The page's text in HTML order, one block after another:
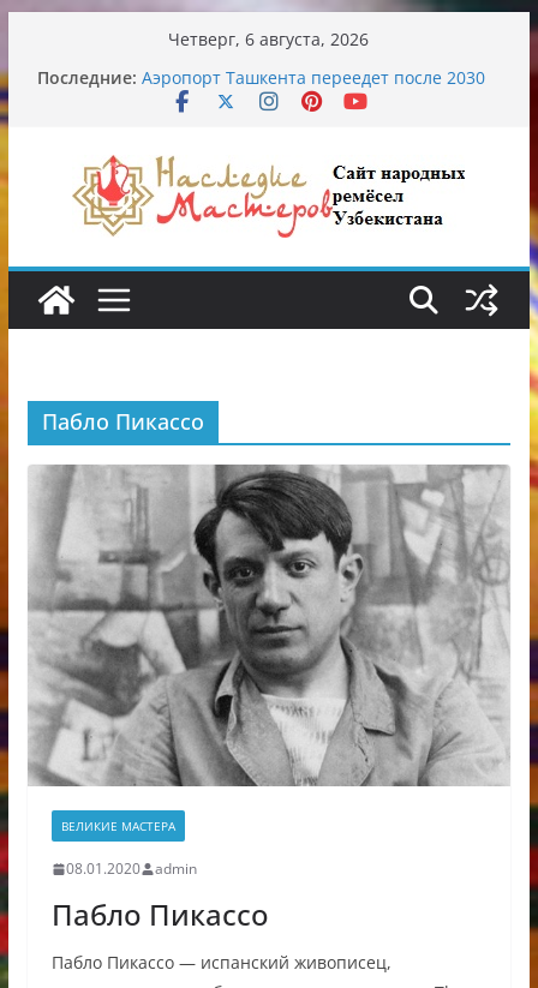
содержимому
Четверг, 6 августа, 2026
Последние: Аэропорт Ташкента переедет после 2030
года
Обрушение на одном из ключевых
перекрёстков Ташкента: перекрыт
путепровод на Буюк Ипак Йули
Узбекские традиционные узоры:
символика и происхождение
Пабло Пикассо
ВЕЛИКИЕ МАСТЕРА
08.01.2020 admin
Пабло Пикассо
Пабло Пикассо — испанский живописец,